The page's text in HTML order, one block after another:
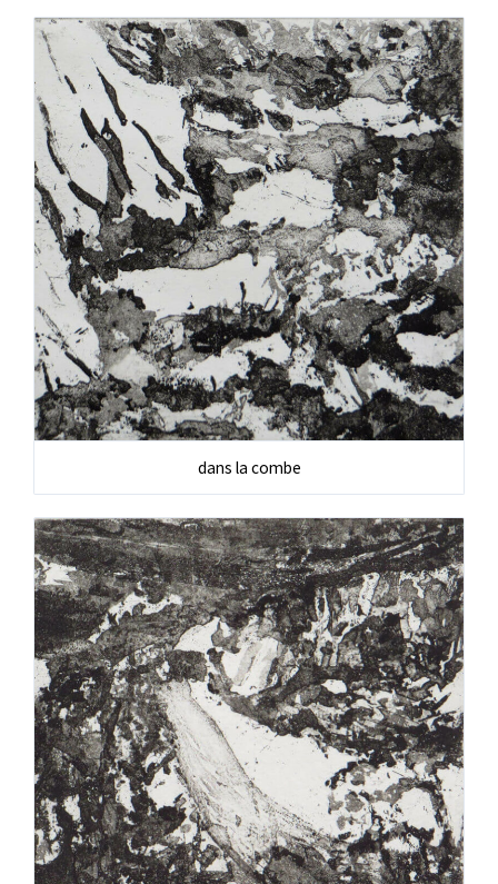
dans la combe